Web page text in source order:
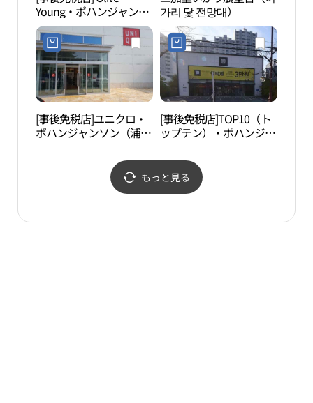
Young・ポハンジャンソ
ン（浦項長城）店(올리
브영 포항장성점)
가리 닻 전망대）
[事後免税店]ユニクロ・
ポハンジャンソン（浦項
[事後免税店]TOP10（ト
ップテン）・ポハンジャ
(탑텐 포항장성점)
もっと見る